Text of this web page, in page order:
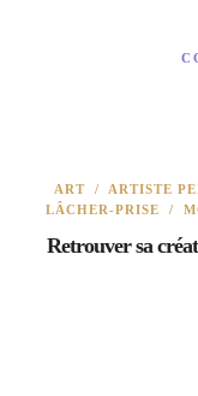
ART/ ARTISTE
LÂCHER-PRISE /
Retrouver sa